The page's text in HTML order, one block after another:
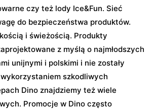
czy też lody Ice&Fun. Sieć
do bezpieczeństwa produktów.
i świeżością. Produkty
z myślą o najmłodszych
unijnymi i polskimi i nie zostały
szkodliwych
Dino znajdziemy też wiele
Promocje w Dino często